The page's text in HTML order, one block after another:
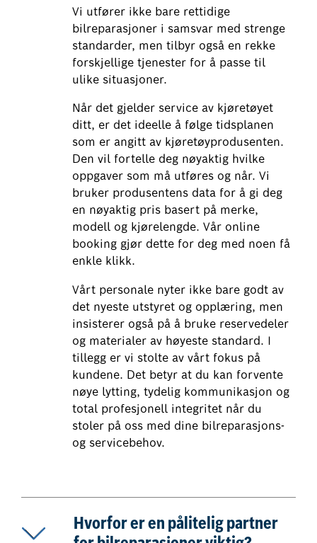
Vi utfører ikke bare rettidige
bilreparasjoner i samsvar med strenge
standarder, men tilbyr også en rekke
forskjellige tjenester for å passe til
ulike situasjoner.
Når det gjelder service av kjøretøyet
ditt, er det ideelle å følge tidsplanen
som er angitt av kjøretøyprodusenten.
Den vil fortelle deg nøyaktig hvilke
oppgaver som må utføres og når. Vi
bruker produsentens data for å gi deg
en nøyaktig pris basert på merke,
modell og kjørelengde. Vår online
booking gjør dette for deg med noen få
enkle klikk.
Vårt personale nyter ikke bare godt av
det nyeste utstyret og opplæring, men
insisterer også på å bruke reservedeler
og materialer av høyeste standard. I
tillegg er vi stolte av vårt fokus på
kundene. Det betyr at du kan forvente
nøye lytting, tydelig kommunikasjon og
total profesjonell integritet når du
stoler på oss med dine bilreparasjons-
og servicebehov.
Hvorfor er en pålitelig partner